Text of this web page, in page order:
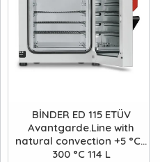
BİNDER ED 115 ETÜV
Avantgarde.Line with
natural convection +5 °C...
300 °C 114 L